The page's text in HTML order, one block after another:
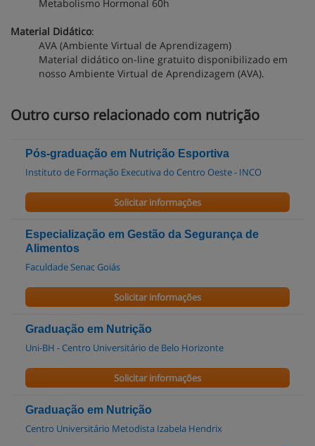
Metabolismo Hormonal 60h
Material Didático:
AVA (Ambiente Virtual de Aprendizagem)
Material didático on-line gratuito disponibilizado em
nosso Ambiente Virtual de Aprendizagem (AVA).
Outro curso relacionado com nutrição
Pós-graduação em Nutrição Esportiva
Instituto de Formação Executiva do Centro Oeste - INCO
Solicitar informações
Especialização em Gestão da Segurança de
Alimentos
Faculdade Senac Goiás
Solicitar informações
Graduação em Nutrição
Uni-BH - Centro Universitário de Belo Horizonte
Solicitar informações
Graduação em Nutrição
Centro Universitário Metodista Izabela Hendrix